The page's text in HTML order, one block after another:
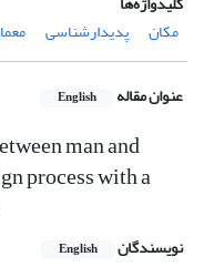
مکان
پدیدارشناسی
عنوان مقاله English
man and
process with a
نویسندگان English